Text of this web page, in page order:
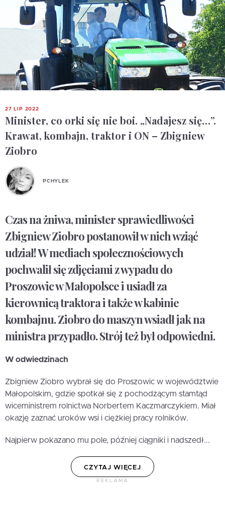
27 LIP 2022
Minister, co orki się nie boi. „Nadajesz się…”.
Krawat, kombajn, traktor i ON – Zbigniew
Ziobro
PCHYLEK
Czas na żniwa, minister sprawiedliwości
Zbigniew Ziobro postanowił w nich wziąć
udział! W mediach społecznościowych
pochwalił się zdjęciami z wypadu do
Proszowic w Małopolsce i usiadł za
kierownicą traktora i także w kabinie
kombajnu. Ziobro do maszyn wsiadł jak na
ministra przypadło. Strój też był odpowiedni.
W odwiedzinach
Zbigniew Ziobro wybrał się do Proszowic w województwie
Małopolskim, gdzie spotkał się z pochodzącym stamtąd
wiceministrem rolnictwa Norbertem Kaczmarczykiem. Miał
okazję zaznać uroków wsi i ciężkiej pracy rolników.
Najpierw pokazano mu pole, później ciągniki i nadszedł...
CZYTAJ WIĘCEJ
REKLAMA